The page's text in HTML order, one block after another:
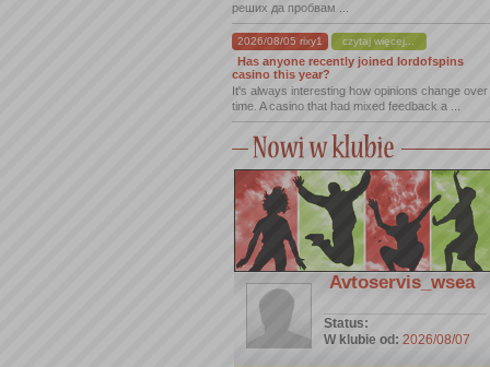
реших да пробвам ...
2026/08/05 rixy1 czytaj więcej...
Has anyone recently joined lordofspins
casino this year?
It's always interesting how opinions change over
time. A casino that had mixed feedback a ...
Avtoservis_wsea
Status:
W klubie od: 2026/08/07